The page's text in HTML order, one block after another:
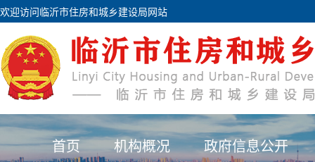
欢迎访问临沂市住房和城乡建设局网站
首页 机构概况 政府信息公开